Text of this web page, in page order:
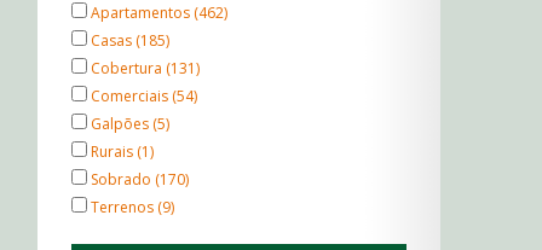
Apartamentos (462)
Casas (185)
Cobertura (131)
Comerciais (54)
Galpões (5)
Rurais (1)
Sobrado (170)
Terrenos (9)